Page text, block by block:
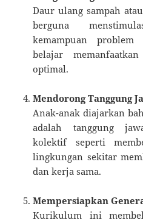
Daur ulang sampah
berguna
kemampuan
belajar
optimal.
Mendorong Tanggung
Anak-anak diajarkan
adalah tanggung
kolektif seperti
lingkungan sekitar
dan kerja sama.
Mempersiapkan
Kurikulum ini